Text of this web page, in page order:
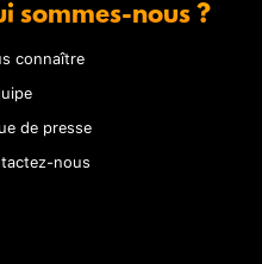
sommes-nous ?
connaître
de presse
nous